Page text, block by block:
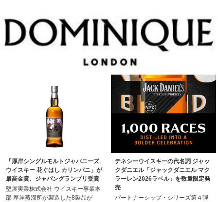
「厚岸シングルモルトジャパニーズ
ウイスキー 花ぐはし カリンパニ」が
最高金賞、ジャパングランプリ受賞
堅展実業株式会社 ウイスキー事業本
部 厚岸蒸溜所が製造した8製品が
テネシーウイスキーの代名詞 ジャッ
クダニエル「ジャックダニエル マク
ラーレン2026ラベル」を数量限定発
売
パートナーシップ・シリーズ第４弾